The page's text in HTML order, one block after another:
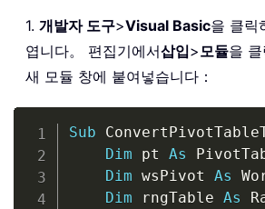
1. 개발자 도구>Visual Basic을 클릭
엽니다。 편집기에서삽입>모듈을
새 모듈 창에 붙여넣습니다：
Sub
Dim pt As
Dim wsPivot As
Dim rngTable As